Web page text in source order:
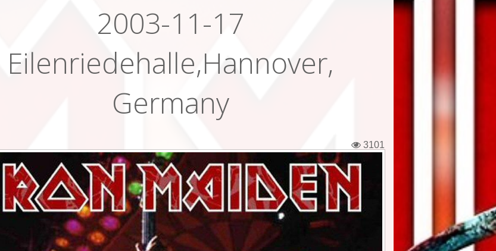
2003-11-17
Eilenriedehalle,Hannover,
Germany
3101